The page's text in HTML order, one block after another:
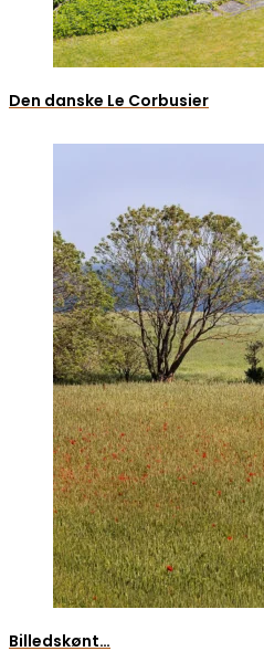
Den danske Le Corbusier
Billedskønt…